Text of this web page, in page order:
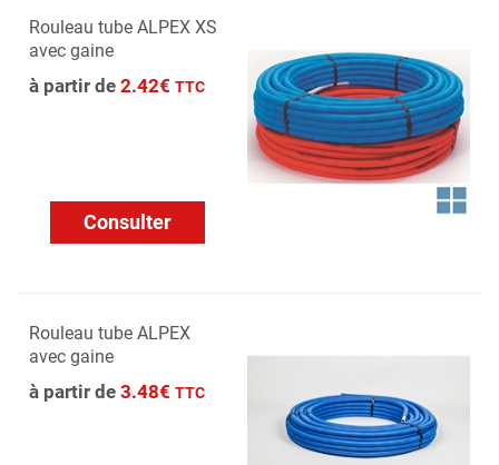
Rouleau tube ALPEX XS
avec gaine
à partir de 2.42€ TTC
Consulter
Rouleau tube ALPEX
avec gaine
à partir de 3.48€ TTC